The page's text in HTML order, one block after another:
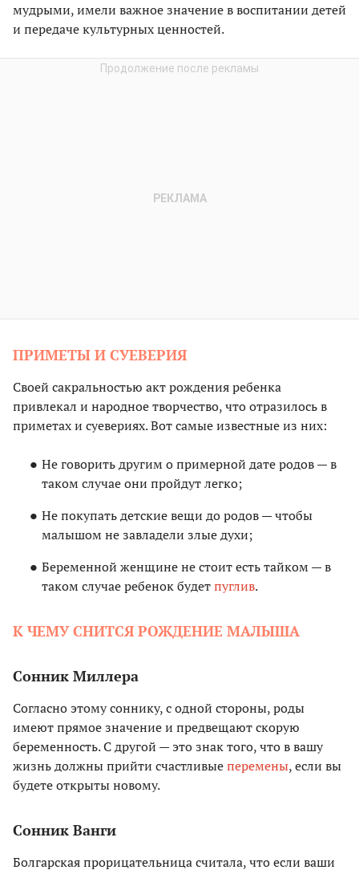
мудрыми, имели важное значение в воспитании детей
и передаче культурных ценностей.
ПРИМЕТЫ И СУЕВЕРИЯ
Своей сакральностью акт рождения ребенка
привлекал и народное творчество, что отразилось в
приметах и суевериях. Вот самые известные из них:
Не говорить другим о примерной дате родов — в
таком случае они пройдут легко;
Не покупать детские вещи до родов — чтобы
малышом не завладели злые духи;
Беременной женщине не стоит есть тайком — в
таком случае ребенок будетпуглив.
К ЧЕМУ СНИТСЯ РОЖДЕНИЕ МАЛЫША
Сонник Миллера
Согласно этому соннику, с одной стороны, роды
имеют прямое значение и предвещают скорую
беременность. С другой — это знак того, что в вашу
жизнь должны прийти счастливыеперемены, если вы
будете открыты новому.
Сонник Ванги
Болгарская прорицательница считала, что если ваши